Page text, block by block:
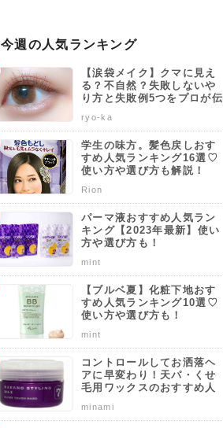
今週の人気ランキング
【涙袋メイク】クマに見え
る？不自然？失敗しないや
り方と失敗例5つをプロが伝
ryo-ka
学生の味方。髪色戻しおす
すめ人気ランキング16選♡
使い方や選び方も解説！
Rion
パーマ液おすすめ人気ラン
キング【2023年最新】使い
方や選び方も！
mint
【ブルベ夏】化粧下地おす
すめ人気ランキング10選♡
使い方や選び方も！
mint
コントロールしてお洒落ヘ
アに早変わり！天パ・くせ
毛用ワックスのおすすめ人
♡使い方や選び方のポイン
minami